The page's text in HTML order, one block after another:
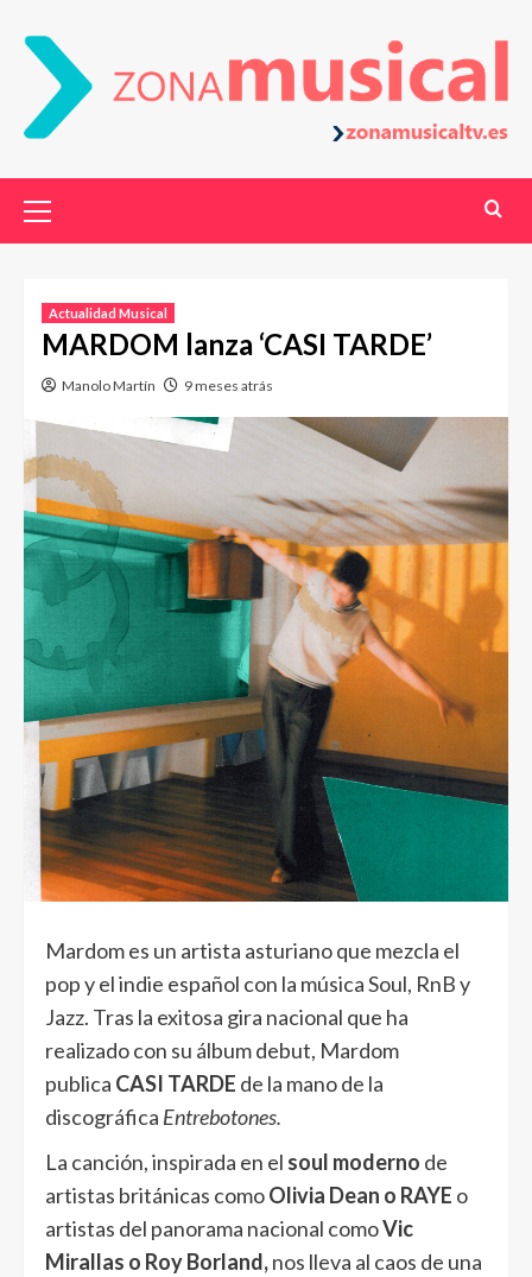
Actualidad Musical
MARDOM lanza ‘CASI TARDE’
Manolo Martín 9 meses atrás
Mardom es un artista asturiano que mezcla el
pop y el indie español con la música Soul, RnB y
Jazz. Tras la exitosa gira nacional que ha
realizado con su álbum debut, Mardom
publica CASI TARDE de la mano de la
discográfica Entrebotones.
La canción, inspirada en el soul moderno de
artistas británicas comoOlivia Dean o RAYE o
artistas del panorama nacional comoVic
Mirallas o Roy Borland,nos lleva al caos de una